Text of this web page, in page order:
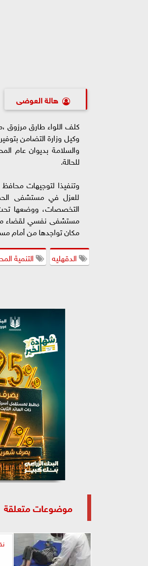
هالة العوضى
كلف اللواء طارق مرزوق
وكيل وزارة التضامن
والسلامة بديوان عام
للحالة.
وتنفيذا لتوجيهات محافظ
للعزل في مستشفى
التخصصات، ووضعها تحت
مستشفى نفسي لقضاء
مكان تواجدها من أمام
الدقهليه
التنمية
موضوعات متعلقة